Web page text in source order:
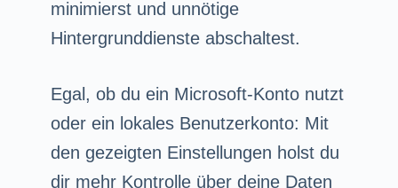
minimierst und unnötige
Hintergrunddienste abschaltest.
Egal, ob du ein Microsoft-Konto nutzt
oder ein lokales Benutzerkonto: Mit
den gezeigten Einstellungen holst du
dir mehr Kontrolle über deine Daten